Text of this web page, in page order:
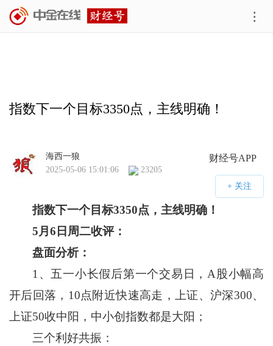
指数下一个目标3350点，主线明确！
财经号APP
海西一狼
2025-05-06 15:01:06
23205
指数下一个目标3350点，主线明确！
5月 6 日周二收评：
盘面分析：
1、五一小长假后第一个交易日，A股小幅高
开后回落，10点附近快速高走，上证、沪深300、
上证50收中阳，中小创指数都是大阳；
三个利好共振：